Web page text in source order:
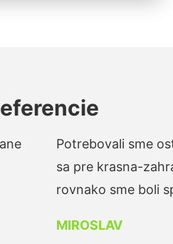
Potrebovali sme
sa pre krasna-
rovnako sme boli
MIROSLAV